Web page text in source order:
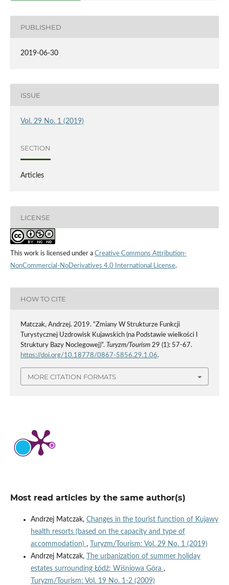
PUBLISHED
2019-06-30
ISSUE
Vol. 29 No. 1 (2019)
SECTION
Articles
LICENSE
This work is licensed under a Creative Commons Attribution-
NonCommercial-NoDerivatives 4.0 International License.
HOW TO CITE
Matczak, Andrzej. 2019. “Zmiany W Strukturze Funkcji
Turystycznej Uzdrowisk Kujawskich (na Podstawie wielkości I
Struktury Bazy Noclegowej)”. Turyzm/Tourism29 (1): 57-67.
https://doi.org/10.18778/0867-5856.29.1.06.
MORE CITATION FORMATS
Most read articles by the same author(s)
Andrzej Matczak, Changes in the tourist function of Kujawy
health resorts (based on the capacity and type of
accommodation) ,
Turyzm/Tourism: Vol. 29 No. 1 (2019)
Andrzej Matczak,
The urbanization of summer holiday
estates surrounding Łódź: Wiśniowa Góra ,
Turyzm/Tourism: Vol. 19 No. 1-2 (2009)